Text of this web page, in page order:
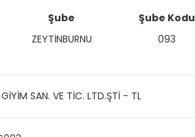
Şube
ZEYTİNBURNU
Şube Kodu
093
GİYİM SAN. VE TİC. LTD.ŞTİ - TL